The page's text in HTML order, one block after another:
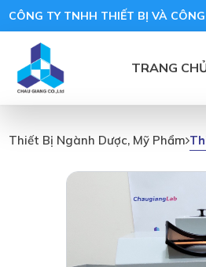
CÔNG TY TNHH THIẾT BỊ VÀ
TRANG
Thiết Bị Ngành Dược, Mỹ Phẩm